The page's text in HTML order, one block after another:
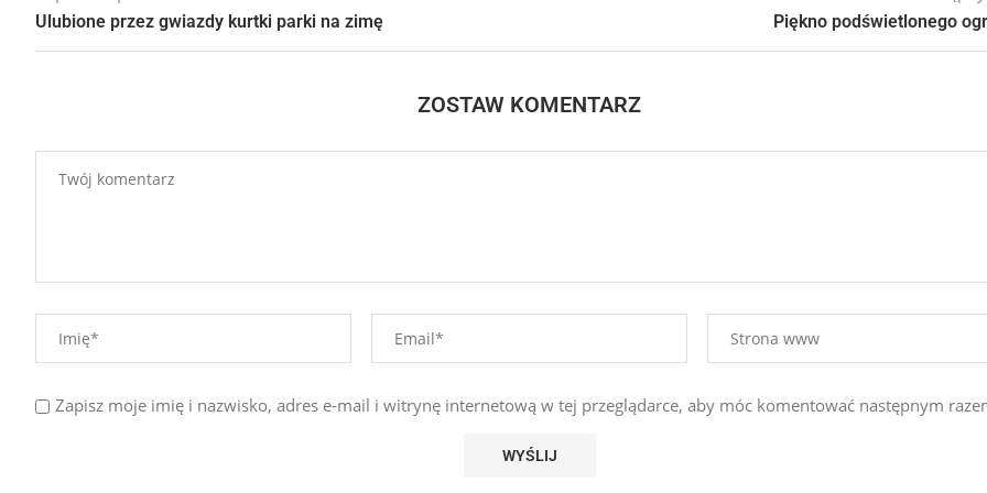
Ulubione przez gwiazdy kurtki parki na zimę Piękno podświetlonego
ZOSTAW KOMENTARZ
Zapisz moje imię i nazwisko, adres e-mail i witrynę internetową w tej przeglądarce, aby móc komentować następnym